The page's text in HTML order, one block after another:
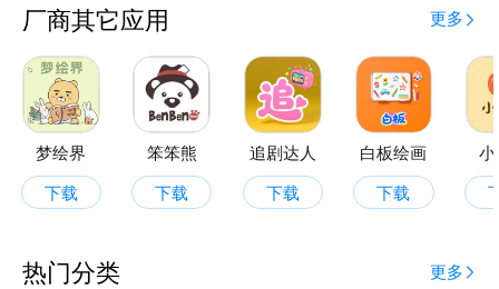
里，不受任何拘束，随时记录脑海中闪现的灵感火花。
无论是简单草图构思，还是完整作品创作，丰富画笔工
具与色彩选项，助你将创意完美呈现在画布上
教学课程板块汇聚热门推荐的优质内容。从入门基础学
习掌握绘画基本原理,到二次元绘画教程探索独特风格
技巧，再到“素描教学”修炼扎实基本功，系统课程助力
不同阶段创作者不断成长，在绘画之路上稳步前行
以丰富功能与贴心设计，成为你绘画创作道路上的得力
厂商其它应用 更多
梦绘界
下载
笨笨熊
下载
追剧达人
下载
白板绘画
下载
热门分类 更多